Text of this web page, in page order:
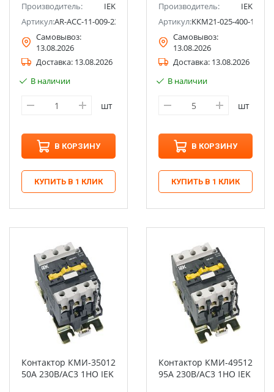
Производитель:
IEK
Артикул:AR-ACC-11-009-230-11
Самовывоз:
13.08.2026
Доставка: 13.08.2026
В наличии
шт
В КОРЗИНУ
КУПИТЬ В 1 КЛИК
Производитель:
IEK
Артикул:KKM21-025-400-10
Самовывоз:
13.08.2026
Доставка: 13.08.2026
В наличии
шт
В КОРЗИНУ
КУПИТЬ В 1 КЛИК
Контактор КМИ-35012
50А 230В/АС3 1НО IEK
Контактор КМИ-49512
95А 230В/АС3 1НО IEK